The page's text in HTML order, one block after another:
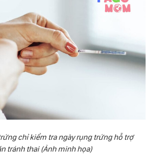
chỉ kiểm tra ngày rụng trứng hỗ trợ
tránh thai (Ảnh minh họa)